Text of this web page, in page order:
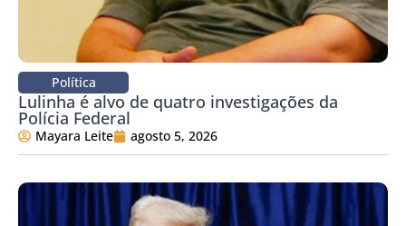
Política
Lulinha é alvo de quatro investigações da
Polícia Federal
Mayara Leite agosto 5, 2026